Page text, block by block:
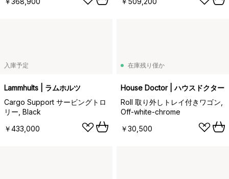
入庫予定
Lammhults | ラムホルツ
Cargo Support サービングトロ
リー, Black
￥433,000
在庫残り僅か
House Doctor | ハウスドクター
Roll 取り外しトレイ付きワゴン,
Off-white-chrome
￥30,500